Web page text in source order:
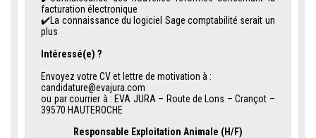
facturation électronique
✔️ La connaissance du logiciel Sage comptabilité serait un
plus
Intéressé(e) ?
Envoyez votre CV et lettre de motivation à :
candidature@evajura.com
ou par courrier à : EVA JURA – Route de Lons – Crançot –
39570 HAUTEROCHE
Responsable Exploitation Animale (H/F)